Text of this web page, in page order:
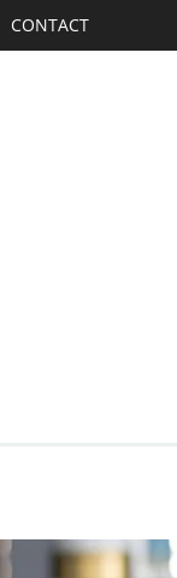
CONTACT